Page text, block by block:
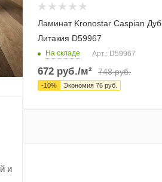
Ламинат Kronostar Caspian Дуб
Литакия D59967
На складе Арт.: D59967
672 руб./м² 748руб.
-10% Экономия 76 руб.
и